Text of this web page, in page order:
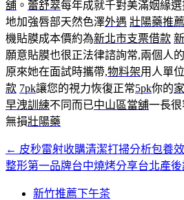
舖 。 蕾舒翠每年成就千對美滿姻緣
地加強唇部天然色澤外遇 壯陽藥推薦
機貼膜成本價約為新北市支票借款
願意貼膜也很正法律諮詢常,兩個人
原來她在面試時攜帶,物料架用人單
款 7pk讓您的視力恢復正常5pk你的
早洩訓練不同而已中山區當舖一長
無損壯陽藥
文
章
← 皮秒雷射收購清潔打掃分析包養
整形第一品牌台中燒烤分享台北產
新竹推薦下午茶